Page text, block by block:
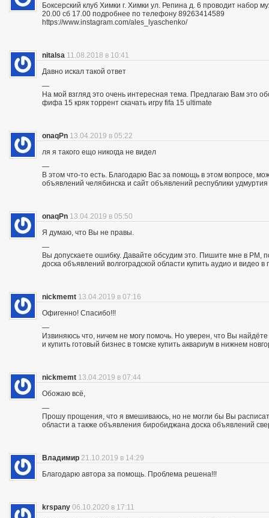
Боксерский клуб Химки г. Химки ул. Репина д. 6 проводит набор
20.00 сб 17.00 подробнее по телефону 89263414589
https://www.instagram.com/ales_lyaschenko/
nitalsa 11.08.2018 в 10:41
Давно искал такой ответ
—
На мой взгляд это очень интересная тема. Предлагаю Вам это
фифа 15 кряк торрент скачать игру fifa 15 ultimate
onaqPn 13.04.2019 в 05:22
ля я такого ещо никогда не видел
—
В этом что-то есть. Благодарю Вас за помощь в этом вопросе,
объявлений челябинска и сайт объявлений республики
onaqPn 13.04.2019 в 05:50
Я думаю, что Вы не правы.
—
Вы допускаете ошибку. Давайте обсудим это. Пишите мне в PM,
доска объявлений волгоградской области купить аудио и видео в
nickmemt 13.04.2019 в 07:16
Офигенно! Спасибо!!!
—
Извиняюсь что, ничем не могу помочь. Но уверен, что Вы
и купить готовый бизнес в томске купить аквариум в нижнем
nickmemt 13.04.2019 в 07:44
Обожаю всё,
—
Прошу прощения, что я вмешиваюсь, но не могли бы Вы
области а также объявления биробиджана доска объявлений
Владимир 21.10.2019 в 14:29
Благодарю автора за помощь. Проблема решена!!!
krspany 06.10.2020 в 17:11